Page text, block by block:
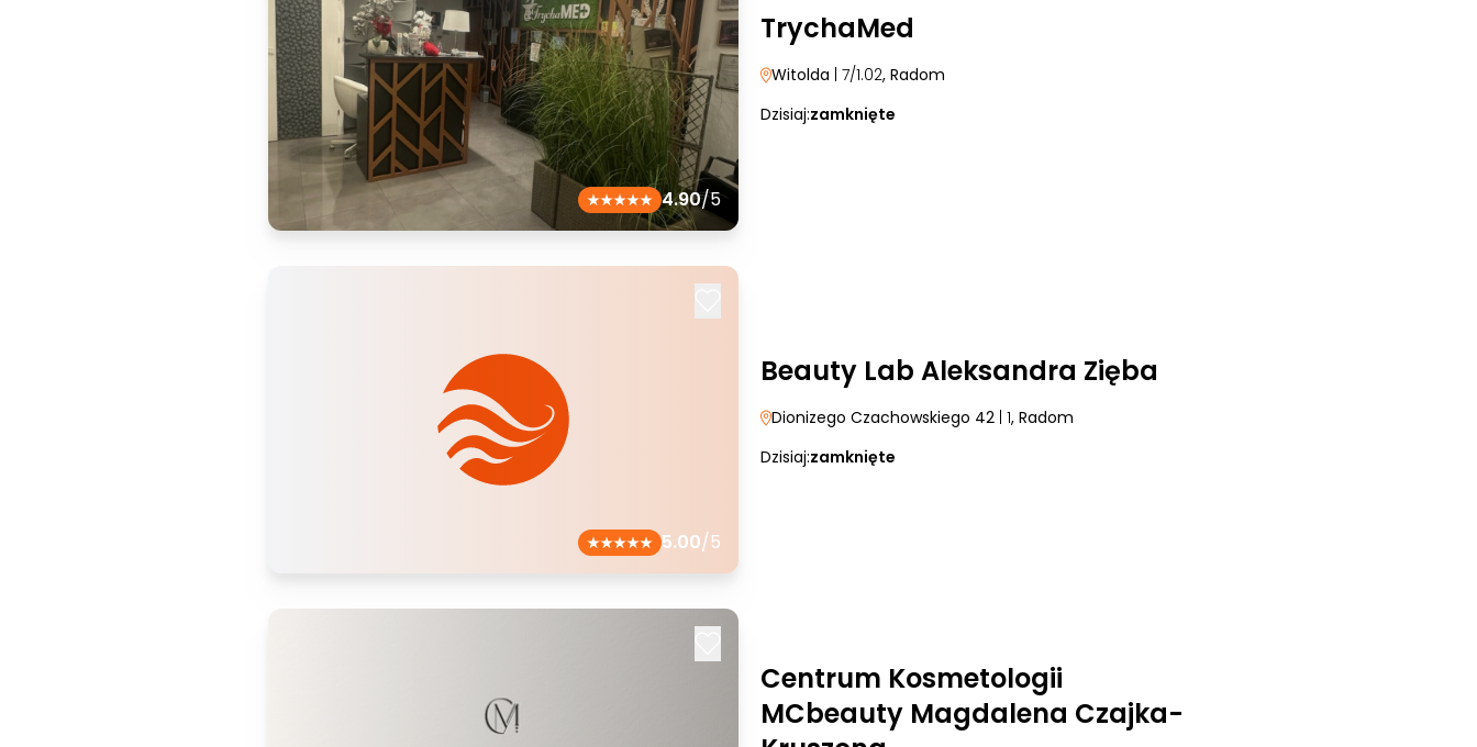
4.90/5
TrychaMed
Witolda | 7/1.02, Radom
Dzisiaj:zamknięte
5.00/5
Beauty Lab Aleksandra Zięba
Dionizego Czachowskiego 42 | 1, Radom
Dzisiaj:zamknięte
Centrum Kosmetologii
MCbeauty Magdalena Czajka-